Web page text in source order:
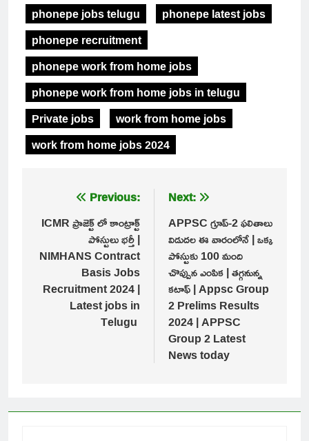
phonepe jobs telugu
phonepe latest jobs
phonepe recruitment
phonepe work from home jobs
phonepe work from home jobs in telugu
Private jobs
work from home jobs
work from home jobs 2024
navigation
Previous:
ICMR ప్రాజెక్ట్ లో కాంట్రాక్ట్
పోస్టులు భర్తీ |
NIMHANS Contract
Basis Jobs
Recruitment 2024 |
Latest jobs in
Telugu
Next:
APPSC గ్రూప్-2 ఫలితాలు
విడుదల ఈ వారంలోనే | ఒక్క
పోస్టుకు 100 మంది
చొప్పున ఎంపిక | తగ్గనున్న
కటాఫ్ | Appsc Group
2 Prelims Results
2024 | APPSC
Group 2 Latest
News today